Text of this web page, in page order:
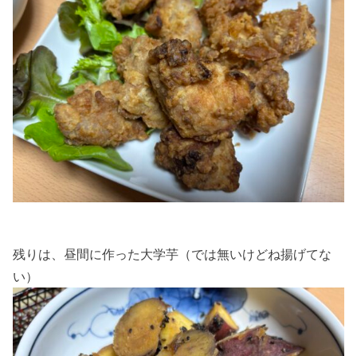
残りは、昼間に作った大学芋（では無いけどね揚げてな
い）